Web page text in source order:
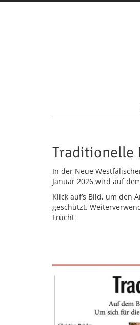
Traditionelle
In der Neue
Januar 2026 wird auf
Klick auf’s Bild, um den
geschützt.
Frücht